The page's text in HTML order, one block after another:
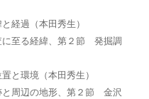
経過（本田秀生）
至る経緯、第２節 発掘調
と環境（本田秀生）
周辺の地形、第２節 金沢